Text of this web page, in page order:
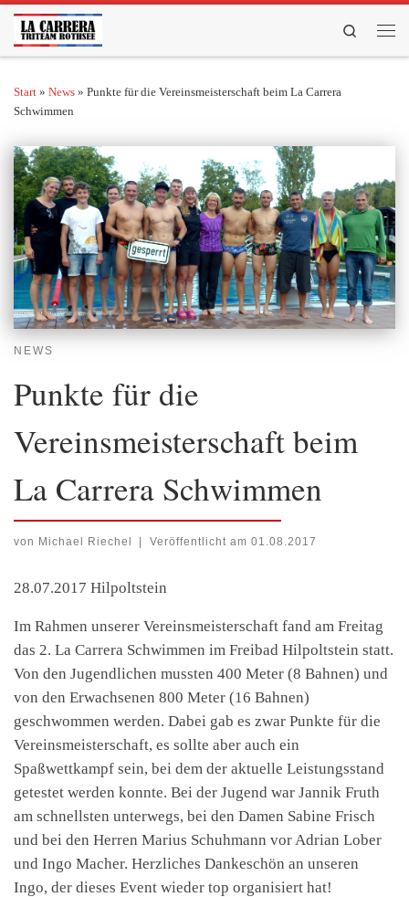
Zum Inhalt springen
Search
Start » News » Punkte für die Vereinsmeisterschaft beim La Carrera
Schwimmen
NEWS
Punkte für die
Vereinsmeisterschaft beim
La Carrera Schwimmen
von Michael Riechel Veröffentlicht am 01.08.2017
28.07.2017 Hilpoltstein
Im Rahmen unserer Vereinsmeisterschaft fand am Freitag
das 2. La Carrera Schwimmen im Freibad Hilpoltstein statt.
Von den Jugendlichen mussten 400 Meter (8 Bahnen) und
von den Erwachsenen 800 Meter (16 Bahnen)
geschwommen werden. Dabei gab es zwar Punkte für die
Vereinsmeisterschaft, es sollte aber auch ein
Spaßwettkampf sein, bei dem der aktuelle Leistungsstand
getestet werden konnte. Bei der Jugend war Jannik Fruth
am schnellsten unterwegs, bei den Damen Sabine Frisch
und bei den Herren Marius Schuhmann vor Adrian Lober
und Ingo Macher. Herzliches Dankeschön an unseren
Ingo, der dieses Event wieder top organisiert hat!